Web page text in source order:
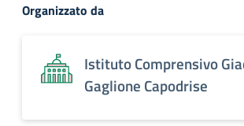
Organizzato da
Istituto Comprensivo
Gaglione Capodrise